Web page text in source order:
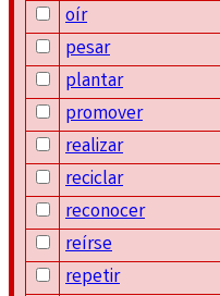
oír
pesar
plantar
promover
realizar
reciclar
reconocer
reírse
repetir